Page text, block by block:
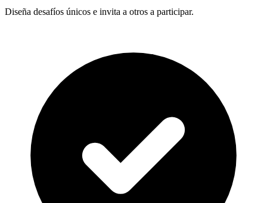
Diseña desafíos únicos e invita a otros a participar.